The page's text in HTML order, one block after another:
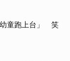
童跑上台」 笑